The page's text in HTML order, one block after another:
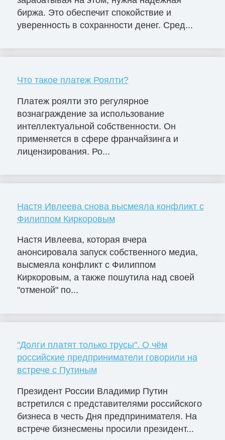
биржа. Это обеспечит спокойствие и
уверенность в сохранности денег. Сред...
Что такое платеж Роялти?
Платеж роялти это регулярное
вознаграждение за использование
интеллектуальной собственности. Он
применяется в сфере франчайзинга и
лицензирования. Ро...
Настя Ивлеева снова высмеяла конфликт с
Филиппом Киркоровым
Настя Ивлеева, которая вчера
анонсировала запуск собственного медиа,
высмеяла конфликт с Филиппом
Киркоровым, а также пошутила над своей
"отменой" по...
"Долги платят только трусы". О чём
российские предприниматели говорили на
встрече с Путиным
Президент России Владимир Путин
встретился с представителями российского
бизнеса в честь Дня предпринимателя. На
встрече бизнесмены просили президент...